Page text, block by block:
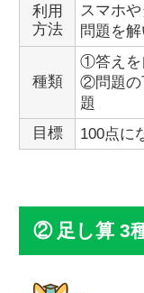
利用
方法
スマホ
問題を解
種類
①答えを
②問題の
題
目標
100点に
足し算 3